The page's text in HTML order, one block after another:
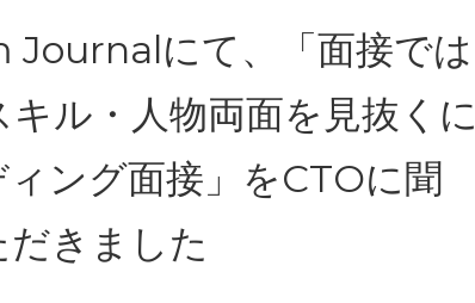
Journalにて、「面接では
ル・人物両面を見抜くに
ング面接」をCTOに聞
きました